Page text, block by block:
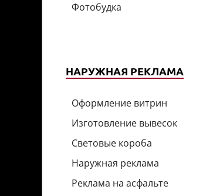
Фотобудка
НАРУЖНАЯ РЕКЛАМА
Оформление витрин
Изготовление вывесок
Световые короба
Наружная реклама
Реклама на асфальте